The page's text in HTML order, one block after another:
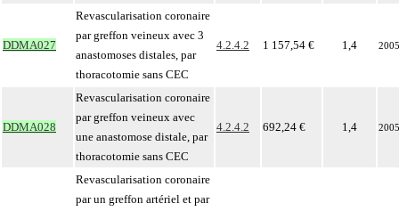
DDMA027
Revascularisation coronaire
par greffon veineux avec 3
anastomoses distales, par
thoracotomie sans CEC
4.2.4.2 1 157,54 € 1,4 2005
DDMA028
Revascularisation coronaire
par greffon veineux avec
une anastomose distale, par
thoracotomie sans CEC
4.2.4.2 692,24 € 1,4 2005
Revascularisation coronaire
par un greffon artériel et par